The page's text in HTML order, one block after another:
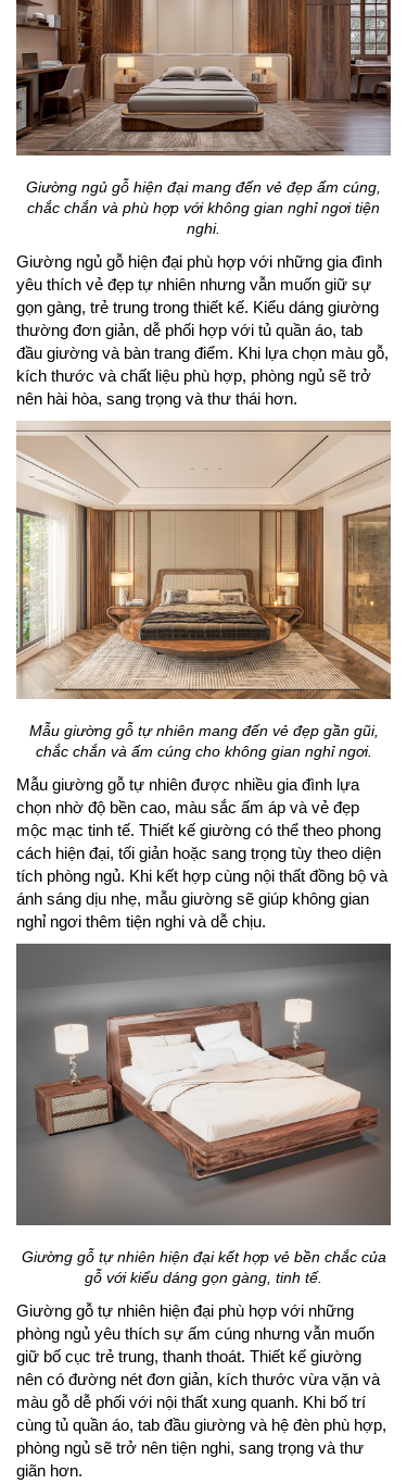
Giường ngủ gỗ hiện đại mang đến vẻ đẹp ấm cúng,
chắc chắn và phù hợp với không gian nghỉ ngơi tiện
nghi.
Giường ngủ gỗ hiện đại phù hợp với những gia đình
yêu thích vẻ đẹp tự nhiên nhưng vẫn muốn giữ sự
gọn gàng, trẻ trung trong thiết kế. Kiểu dáng giường
thường đơn giản, dễ phối hợp với tủ quần áo, tab
đầu giường và bàn trang điểm. Khi lựa chọn màu gỗ,
kích thước và chất liệu phù hợp, phòng ngủ sẽ trở
nên hài hòa, sang trọng và thư thái hơn.
Mẫu giường gỗ tự nhiên mang đến vẻ đẹp gần gũi,
chắc chắn và ấm cúng cho không gian nghỉ ngơi.
Mẫu giường gỗ tự nhiên được nhiều gia đình lựa
chọn nhờ độ bền cao, màu sắc ấm áp và vẻ đẹp
mộc mạc tinh tế. Thiết kế giường có thể theo phong
cách hiện đại, tối giản hoặc sang trọng tùy theo diện
tích phòng ngủ. Khi kết hợp cùng nội thất đồng bộ và
ánh sáng dịu nhẹ, mẫu giường sẽ giúp không gian
nghỉ ngơi thêm tiện nghi và dễ chịu.
Giường gỗ tự nhiên hiện đại kết hợp vẻ bền chắc của
gỗ với kiểu dáng gọn gàng, tinh tế.
Giường gỗ tự nhiên hiện đại phù hợp với những
phòng ngủ yêu thích sự ấm cúng nhưng vẫn muốn
giữ bố cục trẻ trung, thanh thoát. Thiết kế giường
nên có đường nét đơn giản, kích thước vừa vặn và
màu gỗ dễ phối với nội thất xung quanh. Khi bố trí
cùng tủ quần áo, tab đầu giường và hệ đèn phù hợp,
phòng ngủ sẽ trở nên tiện nghi, sang trọng và thư
giãn hơn.